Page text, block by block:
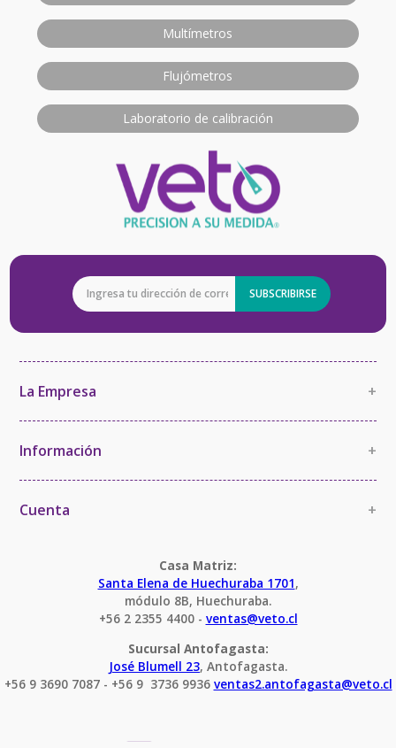
Multímetros
Flujómetros
Laboratorio de calibración
SUBSCRIBIRSE
La Empresa +
La Empresa
Política de Imparcialidad y Confidencialidad
Certificaciones y Acreditaciones
Información +
Información Comercial
Términos y Condiciones
Cuenta +
Casa Matriz:
Santa Elena de Huechuraba 1701,
módulo 8B, Huechuraba.
+56 2 2355 4400 - ventas@veto.cl
Sucursal Antofagasta:
José Blumell 23, Antofagasta.
+56 9 3690 7087 - +56 9  3736 9936 ventas2.antofagasta@veto.cl